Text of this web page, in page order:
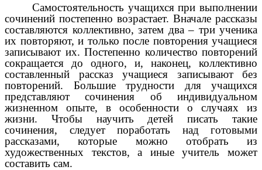
Самостоятельность учащихся при выполнении
сочинений постепенно возрастает. Вначале рассказы
составляются коллективно, затем два – три ученика
их повторяют, и только после повторения учащиеся
записывают их. Постепенно количество повторений
сокращается до одного, и, наконец, коллективно
составленный рассказ учащиеся записывают без
повторений. Большие трудности для учащихся
представляют сочинения об индивидуальном
жизненном опыте, в особенности о случаях из
жизни. Чтобы научить детей писать такие
сочинения, следует поработать над готовыми
рассказами, которые можно отобрать из
художественных текстов, а иные учитель может
составить сам.